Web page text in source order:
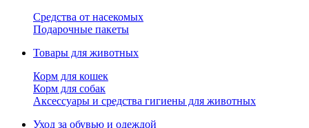
Средства от насекомых
Подарочные пакеты
Товары для животных
Корм для кошек
Корм для собак
Аксессуары и средства гигиены для животных
Уход за обувью и одеждой